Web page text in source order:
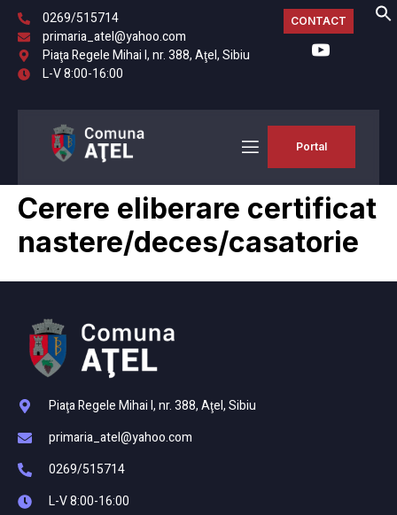
0269/515714
primaria_atel@yahoo.com
Piaţa Regele Mihai I, nr. 388, Aţel, Sibiu
L-V 8:00-16:00
CONTACT
Portal
Cerere eliberare certificat
nastere/deces/casatorie
Piaţa Regele Mihai I, nr. 388, Aţel, Sibiu
primaria_atel@yahoo.com
0269/515714
L-V 8:00-16:00